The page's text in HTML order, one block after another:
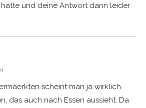
und deine Antwort dann leider
scheint man ja wirklich
das auch nach Essen aussieht. Da